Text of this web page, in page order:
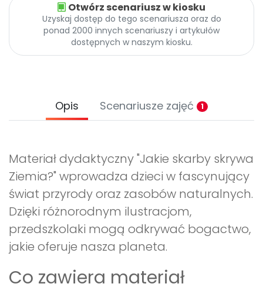
Otwórz scenariusz w kiosku
Uzyskaj dostęp do tego scenariusza oraz do
ponad 2000 innych scenariuszy i artykułów
dostępnych w naszym kiosku.
Opis Scenariusze zajęć 1
Materiał dydaktyczny "Jakie skarby skrywa
Ziemia?" wprowadza dzieci w fascynujący
świat przyrody oraz zasobów naturalnych.
Dzięki różnorodnym ilustracjom,
przedszkolaki mogą odkrywać bogactwo,
jakie oferuje nasza planeta.
Co zawiera materiał